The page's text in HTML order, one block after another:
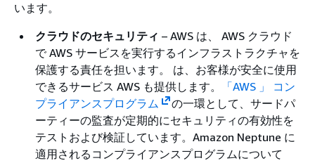
います。
クラウドのセキュリティ – AWS は、 AWS クラウド
で AWS サービスを実行するインフラストラクチャを
保護する責任を担います。 は、お客様が安全に使用
できるサービス AWS も提供します。
「AWS 」 コン
プライアンスプログラム
の一環として、サードパ
ーティーの監査が定期的にセキュリティの有効性を
テストおよび検証しています。Amazon Neptune に
適用されるコンプライアンスプログラムについて